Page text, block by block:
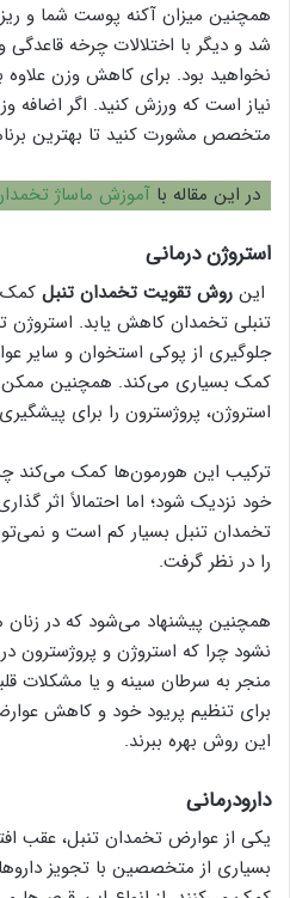
همچنین میزان آکنه پوست شما و
شد و دیگر با اختلالات چرخه
نخواهید بود. برای کاهش وزن علاوه
نیاز است که ورزش کنید. اگر اضافه
متخصص مشورت کنید تا بهترین
در این مقاله باآموزش ماساژ
استروژن درمانی
این روش تقویت تخمدان تنبل کمک
تنبلی تخمدان کاهش یابد. استروژن
جلوگیری از پوکی استخوان و سایر
کمک بسیاری می‌کند. همچنین
استروژن، پروژسترون را برای
ترکیب این هورمون‌ها کمک می‌کند
خود نزدیک شود؛ اما احتمالاً اثر
تخمدان تنبل بسیار کم است و
را در نظر گرفت.
همچنین پیشنهاد می‌شود که در
نشود چرا که استروژن و
منجر به سرطان سینه و یا مشکلات
برای تنظیم پریود خود و کاهش
این روش بهره ببرند.
دارودرمانی
یکی از عوارض تخمدان تنبل، عقب
بسیاری از متخصصین با تجویز